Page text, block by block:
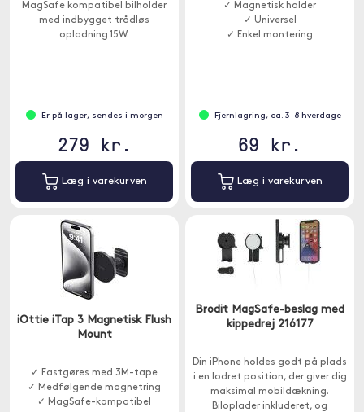
MagSafe kompatibel bilholder
med indbygget trådløs
opladning 15W.
Er på lager, sendes i morgen
279 kr.
Læg i varekurven
✓ Magnetisk holder
✓ Universel
✓ Enkel montering
Fjernlagring, ca. 3-8 hverdage
69 kr.
Læg i varekurven
iOttie iTap 3 Magnetisk Flush
Mount
✓ Fastgøres med 3M-tape
✓ Medfølgende magnetring
✓ MagSafe-kompatibel
Brodit MagSafe-beslag med
kippedrej 216177
Din iPhone holdes godt på plads
i en lodret position, der giver dig
maksimal mobildækning.
Biloplader inkluderet, og